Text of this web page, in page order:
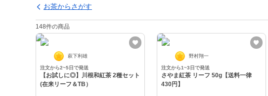
お茶からさがす
148件の商品
萩下利雄
注文から2~5日で発送
【お試しに◎】川根和紅茶 2種セット
(在来リーフ＆TB）
野村翔一
注文から1~3日で発送
さやま紅茶 リーフ 50g【送料一律
430円】